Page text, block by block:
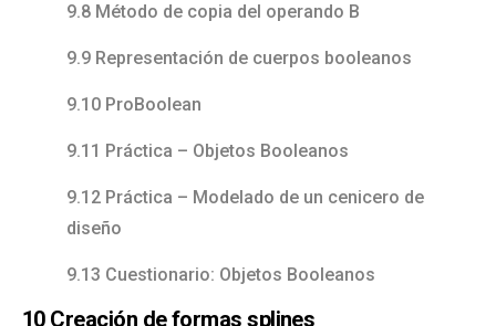
9.8 Método de copia del operando B
9.9 Representación de cuerpos booleanos
9.10 ProBoolean
9.11 Práctica – Objetos Booleanos
9.12 Práctica – Modelado de un cenicero de
diseño
9.13 Cuestionario: Objetos Booleanos
10 Creación de formas splines